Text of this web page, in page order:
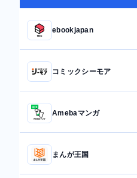
ebookjapan
コミックシーモア
Amebaマンガ
まんが王国